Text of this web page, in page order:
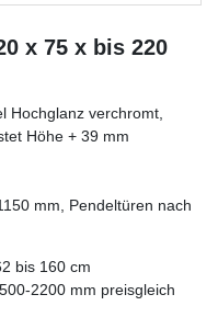
x 75 x bis 220
Hochglanz verchromt,
Höhe + 39 mm
mm, Pendeltüren nach
bis 160 cm
2200 mm preisgleich